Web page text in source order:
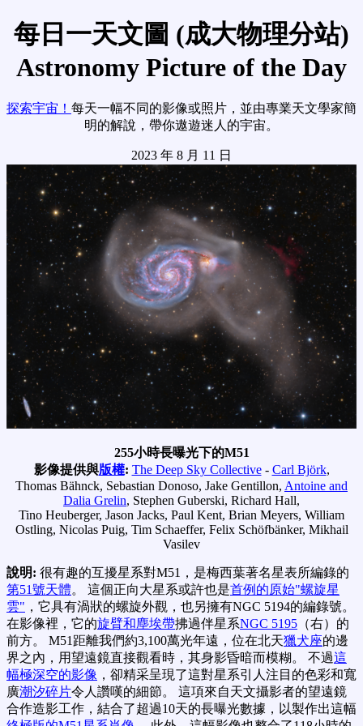
每日一天文圖 (成大物理分站)
Astronomy Picture of the Day
探索宇宙！ 每天一幅不同的影像或照片，並由專業天文學家簡
明的解說，帶你遨遊迷人的宇宙。
2023 年 8 月 11 日
255小時長曝光下的M51
影像提供與版權: The Deep Sky Collective- Carl Björk,
Thomas Bähnck, Sebastian Donoso, Jake Gentillon, Antoine and
Dalia Grelin, Stephen Guberski, Richard Hall,
Tino Heuberger, Jason Jacks, Paul Kent, Brian Meyers, William
Ostling, Nicolas Puig, Tim Schaeffer, Felix Schöfbänker, Mikhail
Vasilev
說明: 很有趣的互擾星系對M51，是梅西葉著名星表所編錄的
第51號天體。 這個正向大星系或許也是首例的原始"螺旋星
雲" ，它具有渦狀的螺旋外觀，也另擁有NGC 5194的編錄號。
在影像裡，它的旋臂和塵埃帶拂過伴星系NGC 5195 （右）的
前方。 M51距離我們約3,100萬光年遠，位在北天獵犬座的邊
界之內，用望遠鏡直接觀看時，其身影昏暗而模糊。 不過這
幅極深空的影像 ，卻精采呈現了這對星系引人注目的色彩和寬
廣潮汐碎片令人讚嘆的細節。 這項來自天文攝影者的望遠鏡
合作造影工作，結合了超過10天的長曝光數據，以製作出這幅